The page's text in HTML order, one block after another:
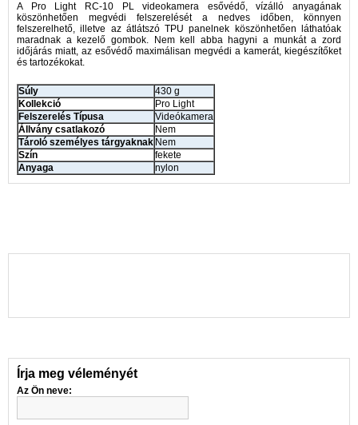
A Pro Light RC-10 PL videokamera esővédő, vízálló anyagának
köszönhetően megvédi felszerelését a nedves időben, könnyen
felszerelhető, illetve az átlátszó TPU panelnek köszönhetően láthatóak
maradnak a kezelő gombok. Nem kell abba hagyni a munkát a zord
időjárás miatt, az esővédő maximálisan megvédi a kamerát, kiegészítőket
és tartozékokat.
Súly
430 g
Kollekció
Pro Light
Felszerelés Típusa
Videókamera
Állvány csatlakozó
Nem
Tároló személyes tárgyaknak Nem
Szín
fekete
Anyaga
nylon
Írja meg véleményét
Az Ön neve: